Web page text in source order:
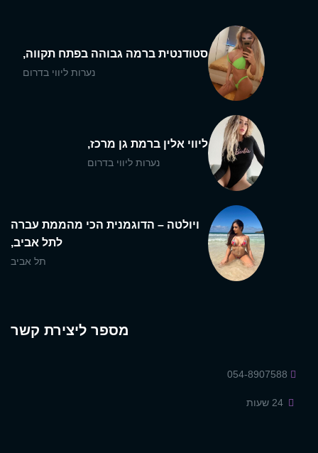
סטודנטית ברמה גבוהה בפתח תקווה,
נערות ליווי בדרום
ליווי אלין ברמת גן מרכז,
נערות ליווי בדרום
ויולטה – הדוגמנית הכי מהממת עברה
לתל אביב,
תל אביב
מספר ליצירת קשר
054-8907588
24 שעות